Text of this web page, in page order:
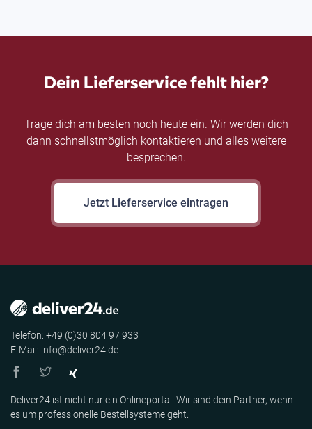
Dein Lieferservice fehlt hier?
Trage dich am besten noch heute ein. Wir werden dich
dann schnellstmöglich kontaktieren und alles weitere
besprechen.
Jetzt Lieferservice eintragen
Telefon: +49 (0)30 804 97 933
E-Mail: info@deliver24.de
Deliver24 ist nicht nur ein Onlineportal. Wir sind dein Partner, wenn
es um professionelle Bestellsysteme geht.